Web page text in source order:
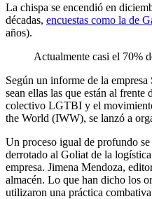
La chispa se encendió en
décadas, encuestas como la de
años).
Actualmente casi el 70%
Según un informe de la
sean ellas las que están al
colectivo LGTBI y el
the World (IWW), se lanzó a
Un proceso igual de profundo
derrotado al Goliat de la
empresa. Jimena Mendoza,
almacén. Lo que han dicho los
utilizaron una práctica